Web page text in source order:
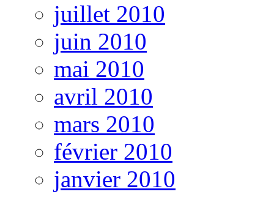
juillet 2010
juin 2010
mai 2010
avril 2010
mars 2010
février 2010
janvier 2010